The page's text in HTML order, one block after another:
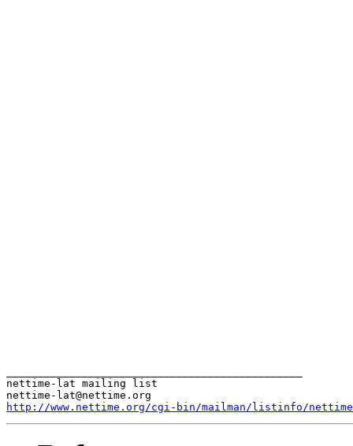
nettime-lat mailing list
http://www.nettime.org/cgi-bin/mailman/listinfo/